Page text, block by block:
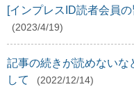
[インプレスID読者会員
(2023/4/19)
記事の続きが読めないな
して
(2022/12/14)